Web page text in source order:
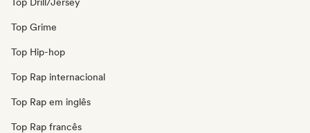
Top Grime
Top Hip-hop
Top Rap internacional
Top Rap em inglês
Top Rap francês